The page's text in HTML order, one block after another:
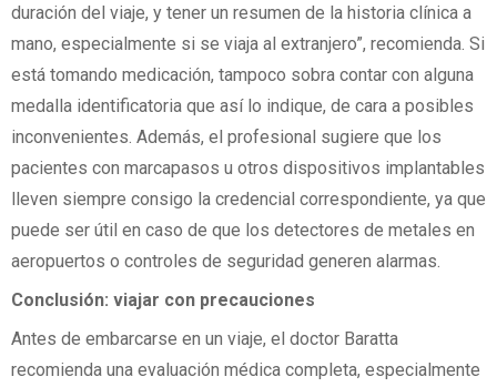
duración del viaje, y tener un resumen de la historia clínica a
mano, especialmente si se viaja al extranjero”, recomienda. Si
está tomando medicación, tampoco sobra contar con alguna
medalla identificatoria que así lo indique, de cara a posibles
inconvenientes. Además, el profesional sugiere que los
pacientes con marcapasos u otros dispositivos implantables
lleven siempre consigo la credencial correspondiente, ya que
puede ser útil en caso de que los detectores de metales en
aeropuertos o controles de seguridad generen alarmas.
Conclusión: viajar con precauciones
Antes de embarcarse en un viaje, el doctor Baratta
recomienda una evaluación médica completa, especialmente